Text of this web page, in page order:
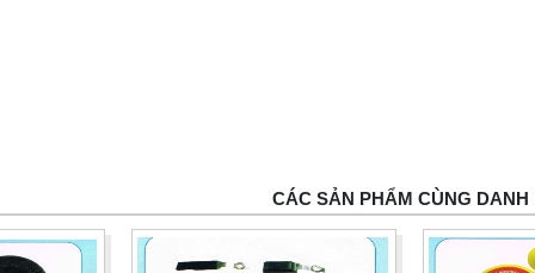
CÁC SẢN PHẨM CÙNG DANH